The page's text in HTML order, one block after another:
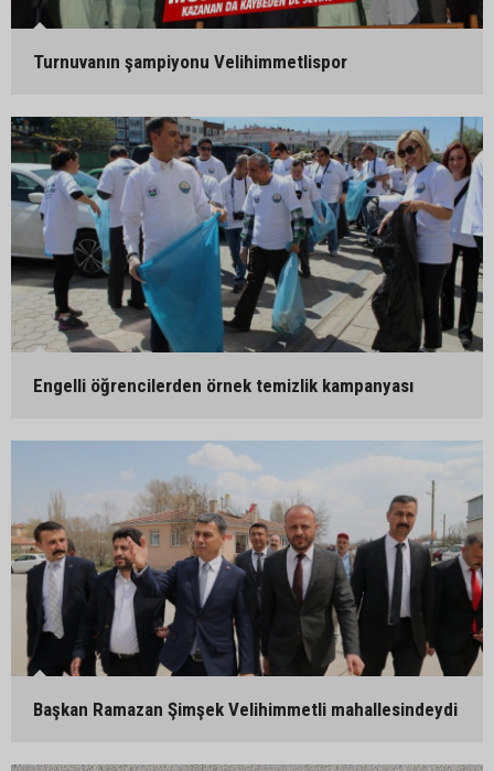
Turnuvanın şampiyonu Velihimmetlispor
Engelli öğrencilerden örnek temizlik kampanyası
Başkan Ramazan Şimşek Velihimmetli mahallesindeydi